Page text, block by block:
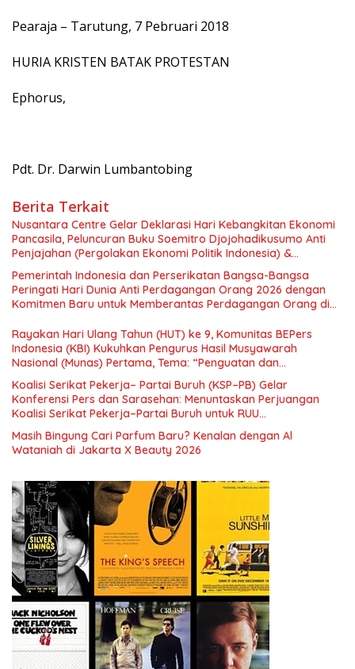
Pearaja – Tarutung, 7 Pebruari 2018
HURIA KRISTEN BATAK PROTESTAN
Ephorus,
Pdt. Dr. Darwin Lumbantobing
Berita Terkait
Nusantara Centre Gelar Deklarasi Hari Kebangkitan Ekonomi
Pancasila, Peluncuran Buku Soemitro Djojohadikusumo Anti
Penjajahan (Pergolakan Ekonomi Politik Indonesia) &
Simposium Nasional “Urgensi Undang-Undang Perekonomian
Nasional dan Kesejahteraan Sosial dalam Menata Bangsa
Menuju Indonesia Emas 2045”,
Pemerintah Indonesia dan Perserikatan Bangsa-Bangsa
Peringati Hari Dunia Anti Perdagangan Orang 2026 dengan
Komitmen Baru untuk Memberantas Perdagangan Orang di
Rayakan Hari Ulang Tahun (HUT) ke 9, Komunitas BEPers
Indonesia (KBI) Kukuhkan Pengurus Hasil Musyawarah
Nasional (Munas) Pertama, Tema: “Penguatan dan
Pengembangan Organisasi KBI yang Berbasis Riset di seluruh
Indonesia dan Mancanegara”.
Koalisi Serikat Pekerja– Partai Buruh (KSP–PB) Gelar
Konferensi Pers dan Sarasehan: Menuntaskan Perjuangan
Koalisi Serikat Pekerja–Partai Buruh untuk RUU
Ketenagakerjaan Baru.
Masih Bingung Cari Parfum Baru? Kenalan dengan Al
Wataniah di Jakarta X Beauty 2026